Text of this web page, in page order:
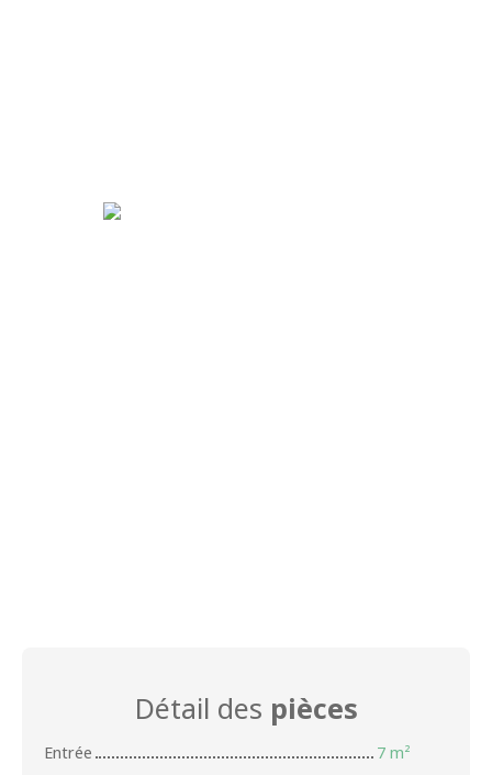
Détail des pièces
Entrée
7 m²